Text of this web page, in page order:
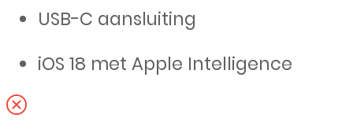
USB-C aansluiting
iOS 18 met Apple Intelligence